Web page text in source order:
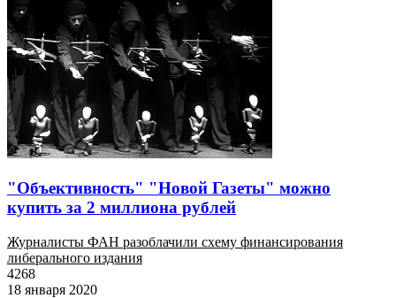
"Объективность" "Новой Газеты" можно
купить за 2 миллиона рублей
Журналисты ФАН разоблачили схему финансирования
либерального издания
4268
18 января 2020